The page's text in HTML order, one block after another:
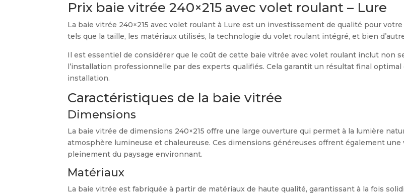
Prix baie vitrée 240×215 avec volet roulant – Lure
La baie vitrée 240×215 avec volet roulant à Lure est un investissement de qualité pour
tels que la taille, les matériaux utilisés, la technologie du volet roulant intégré, et bien
Il est essentiel de considérer que le coût de cette baie vitrée avec volet roulant inclut non
l’installation professionnelle par des experts qualifiés. Cela garantit un résultat final
installation.
Caractéristiques de la baie vitrée
Dimensions
La baie vitrée de dimensions 240×215 offre une large ouverture qui permet à la lumière
atmosphère lumineuse et chaleureuse. Ces dimensions généreuses offrent également
pleinement du paysage environnant.
Matériaux
La baie vitrée est fabriquée à partir de matériaux de haute qualité, garantissant à la fois